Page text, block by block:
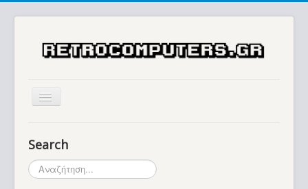
Μουσείο
Search
Αναζήτηση...